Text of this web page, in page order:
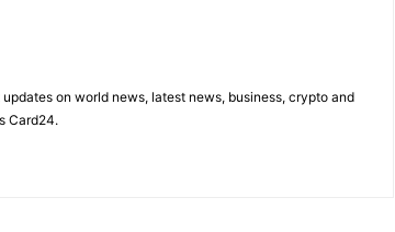
on world news, latest news, business, crypto and
Card24.